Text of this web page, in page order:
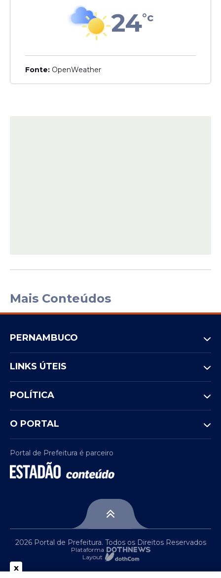
24°c
Fonte: OpenWeather
Mais Conteúdos
PERNAMBUCO
LINKS ÚTEIS
POLÍTICA
O PORTAL
Portal de Prefeitura é parceiro
2026 Portal de Prefeitura. Todos os Direitos Reservados
Plataforma
Layout
x